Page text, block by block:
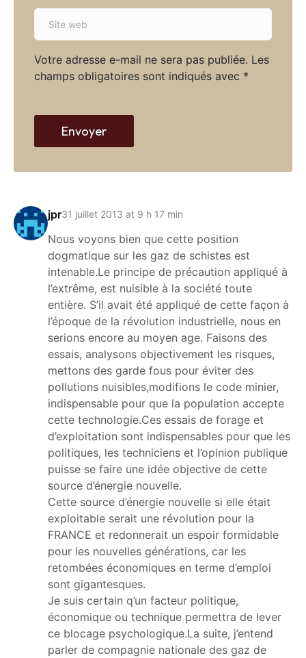
jpr31 juillet 2013 at 9 h 17 min
Nous voyons bien que cette position
dogmatique sur les gaz de schistes est
intenable.Le principe de précaution appliqué à
l’extrême, est nuisible à la société toute
entière. S’il avait été appliqué de cette façon à
l’époque de la révolution industrielle, nous en
serions encore au moyen age. Faisons des
essais, analysons objectivement les risques,
mettons des garde fous pour éviter des
pollutions nuisibles,modifions le code minier,
indispensable pour que la population accepte
cette technologie.Ces essais de forage et
d’exploitation sont indispensables pour que les
politiques, les techniciens et l’opinion publique
puisse se faire une idée objective de cette
source d’énergie nouvelle.
Cette source d’énergie nouvelle si elle était
exploitable serait une révolution pour la
FRANCE et redonnerait un espoir formidable
pour les nouvelles générations, car les
retombées économiques en terme d’emploi
sont gigantesques.
Je suis certain q’un facteur politique,
économique ou technique permettra de lever
ce blocage psychologique.La suite, j’entend
parler de compagnie nationale des gaz de
Votre adresse e-mail ne sera pas publiée. Les
champs obligatoires sont indiqués avec *
a
l
*
S
e
w
b
Envoyer